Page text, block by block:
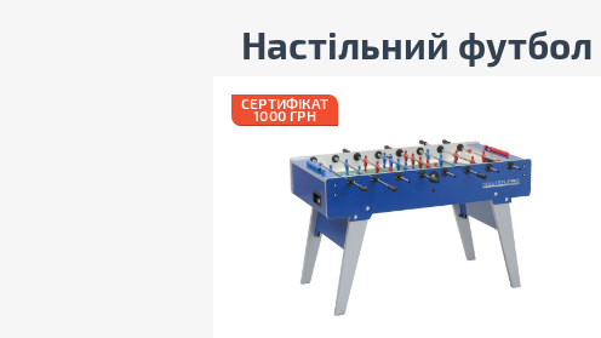
Настільний футбол
СЕРТИФІКАТ
1000 ГРН